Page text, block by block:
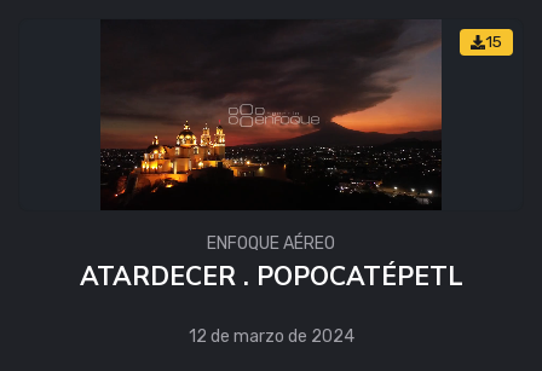
15
ENFOQUE AÉREO
ATARDECER . POPOCATÉPETL
12 de marzo de 2024